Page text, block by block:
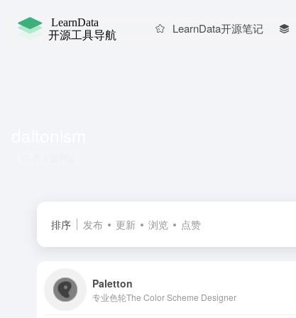
LearnData开源笔记
排序 发布 更新 浏览 点赞
Paletton
专业色轮The Color Scheme Designer